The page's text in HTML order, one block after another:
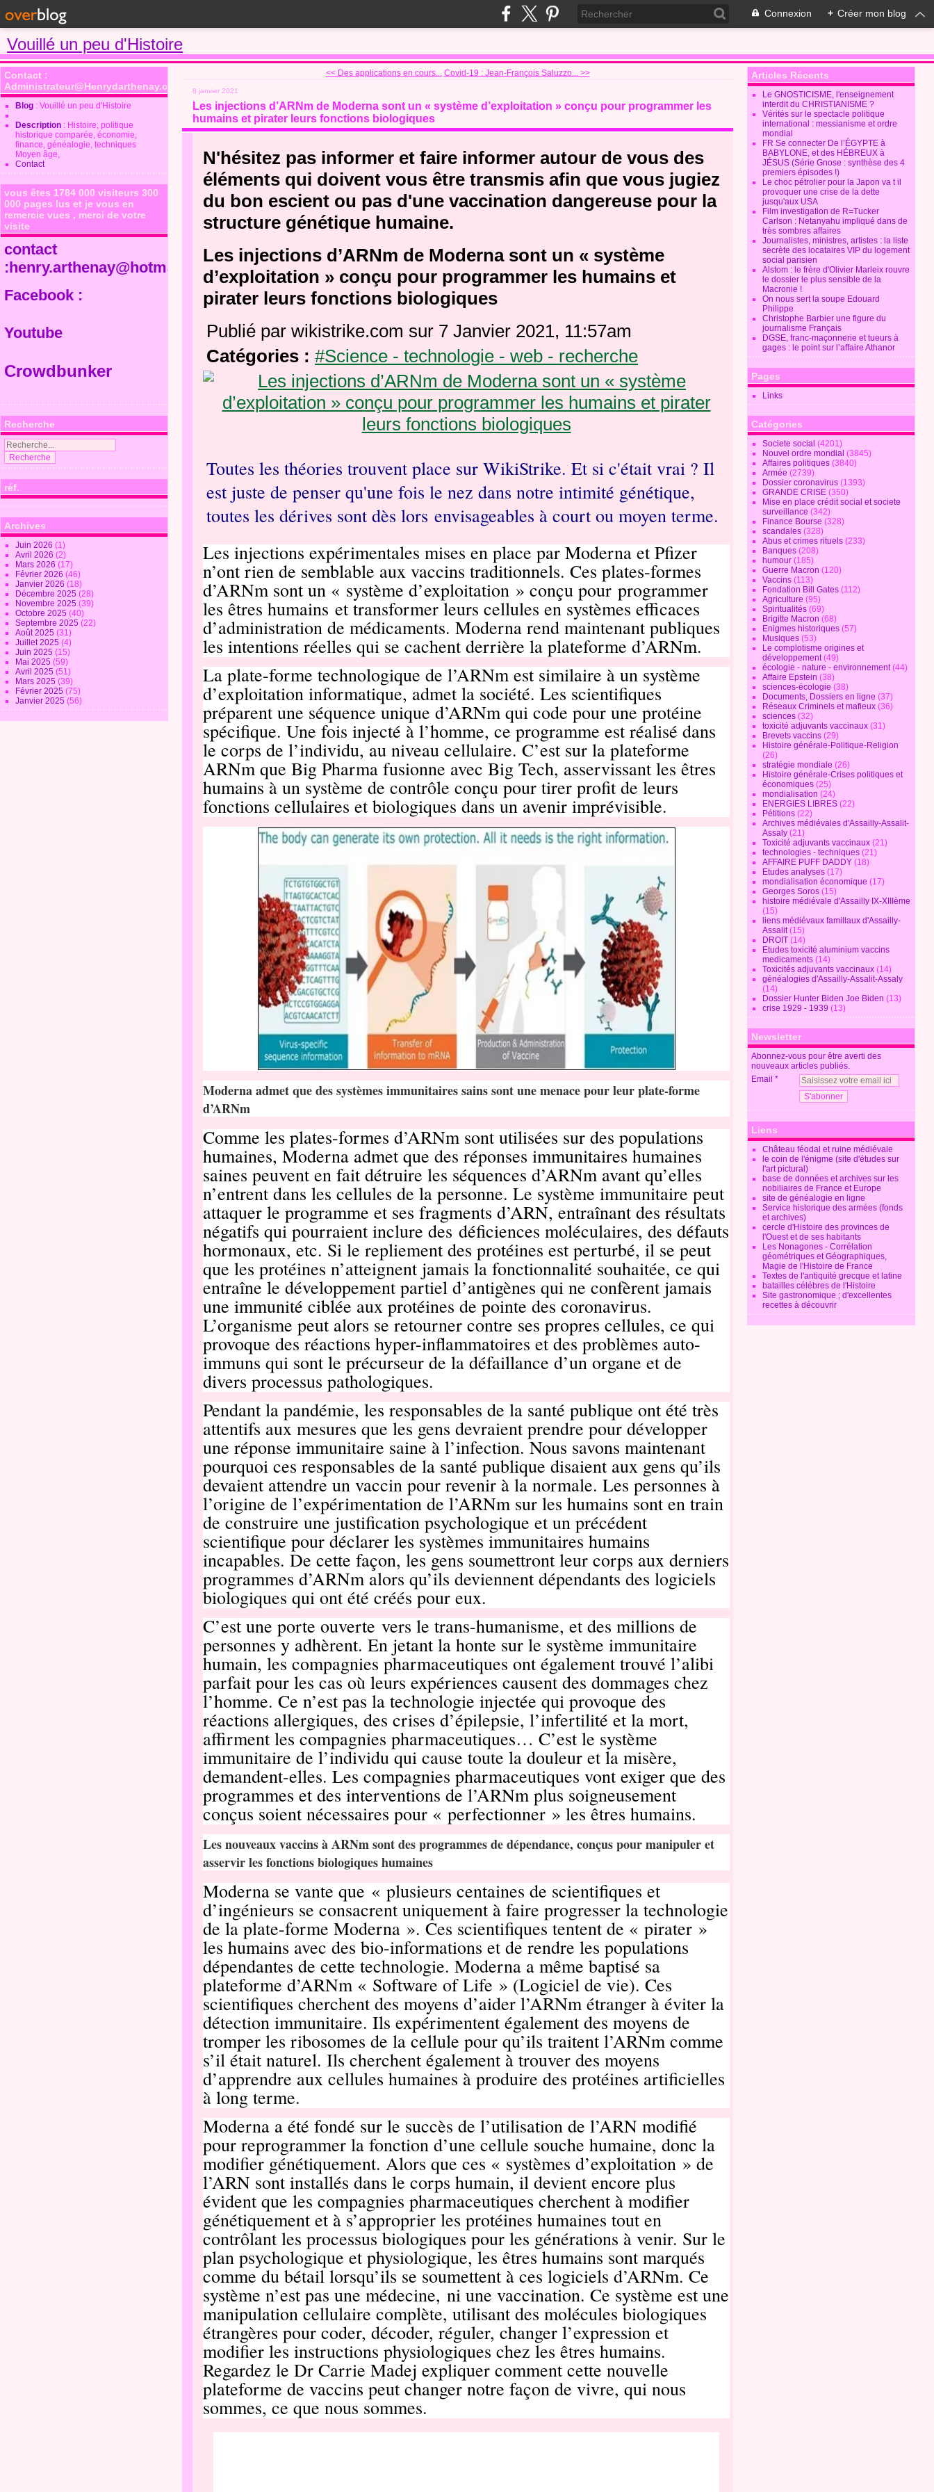
Connexion + Créer mon blog
Vouillé un peu d'Histoire
Contact :
Administrateur@Henrydarthenay.com
Blog : Vouillé un peu d'Histoire
Description : Histoire, politique
historique comparée, économie,
finance, généalogie, techniques
Moyen âge,
Contact
vous êtes 1784 000 visiteurs 300
000 pages lus et je vous en
remercie vues , merci de votre
visite
contact
:henry.arthenay@hotmail.fr
Facebook :
Youtube
Crowdbunker
Recherche
réf.
Archives
Juin 2026(1)
Avril 2026(2)
Mars 2026(17)
Février 2026(46)
Janvier 2026(18)
Décembre 2025(28)
Novembre 2025(39)
Octobre 2025(40)
Septembre 2025(22)
Août 2025(31)
Juillet 2025(4)
Juin 2025(15)
Mai 2025(59)
Avril 2025(51)
Mars 2025(39)
Février 2025(75)
Janvier 2025(56)
<< Des applications en cours... Covid-19 : Jean-François Saluzzo... >>
8 janvier 2021
Les injections d’ARNm de Moderna sont un « système d’exploitation » conçu pour programmer les
humains et pirater leurs fonctions biologiques
N'hésitez pas informer et faire informer autour de vous des
éléments qui doivent vous être transmis afin que vous jugiez
du bon escient ou pas d'une vaccination dangereuse pour la
structure génétique humaine.
Les injections d’ARNm de Moderna sont un « système
d’exploitation » conçu pour programmer les humains et
pirater leurs fonctions biologiques
Publié par wikistrike.com sur 7 Janvier 2021, 11:57am
Catégories : #Science - technologie - web - recherche
Toutes les théories trouvent place sur WikiStrike. Et si c'était vrai ? Il
est juste de penser qu'une fois le nez dans notre intimité génétique,
toutes les dérives sont dès lors envisageables à court ou moyen terme.
Les injections expérimentales mises en place par Moderna et Pfizer
n’ont rien de semblable aux vaccins traditionnels. Ces plates-formes
d’ARNm sont un « système d’exploitation » conçu pourprogrammer
les êtres humains et transformer leurs cellules en systèmes efficaces
d’administration de médicaments. Moderna rend maintenant publiques
les intentions réelles qui se cachent derrière la plateforme d’ARNm.
La plate-forme technologique de l’ARNm est similaire à un système
d’exploitation informatique, admet la société. Les scientifiques
préparent une séquence unique d’ARNm qui code pour une protéine
spécifique. Une fois injecté à l’homme, ce programme est réalisé dans
le corps de l’individu, au niveau cellulaire. C’est sur la plateforme
ARNm que Big Pharma fusionne avec Big Tech, asservissant les êtres
humains à un système de contrôle conçu pour tirer profit de leurs
fonctions cellulaires et biologiques dans un avenir imprévisible.
Moderna admet que des systèmes immunitaires sains sont une menace pour leur plate-forme
d’ARNm
Comme les plates-formes d’ARNm sont utilisées sur des populations
humaines, Moderna admet que des réponses immunitaires humaines
saines peuvent en fait détruire les séquences d’ARNm avant qu’elles
n’entrent dans les cellules de la personne. Le système immunitaire peut
attaquer le programme et ses fragments d’ARN, entraînant des résultats
négatifs qui pourraient inclure desdéficiences moléculaires, des défauts
hormonaux, etc. Si le repliement des protéines est perturbé, il se peut
que les protéines n’atteignent jamais la fonctionnalité souhaitée, ce qui
entraîne le développement partiel d’antigènes qui ne confèrent jamais
une immunité ciblée aux protéines de pointe des coronavirus.
L’organisme peut alors se retourner contre ses propres cellules, ce qui
provoque des réactions hyper-inflammatoires et des problèmes auto-
immuns qui sont le précurseur de la défaillance d’un organe et de
divers processus pathologiques.
Pendant la pandémie, les responsables de la santé publique ont été très
attentifs aux mesures que les gens devraient prendre pour développer
une réponse immunitaire saine à l’infection. Nous savons maintenant
pourquoi ces responsables de la santé publique disaient aux gens qu’ils
devaient attendre un vaccin pour revenir à la normale. Les personnes à
l’origine de l’expérimentation de l’ARNm sur les humains sont en train
de construire une justification psychologique et un précédent
scientifique pour déclarer les systèmes immunitaires humains
incapables. De cette façon, les gens soumettront leur corps aux derniers
programmes d’ARNm alors qu’ils deviennent dépendants des logiciels
biologiques qui ont été créés pour eux.
C’est une porte ouvertevers le trans-humanisme, et des millions de
personnes y adhèrent. En jetant la honte sur le système immunitaire
humain, les compagnies pharmaceutiques ont également trouvé l’alibi
parfait pour les cas où leurs expériences causent des dommages chez
l’homme. Ce n’est pas la technologie injectée qui provoque des
réactions allergiques, des crises d’épilepsie, l’infertilité et la mort,
affirment les compagnies pharmaceutiques… C’est le système
immunitaire de l’individu qui cause toute la douleur et la misère,
demandent-elles. Les compagnies pharmaceutiques vont exiger que des
programmes et des interventions de l’ARNm plus soigneusement
conçus soient nécessaires pour « perfectionner » les êtres humains.
Les nouveaux vaccins à ARNm sont des programmes de dépendance, conçus pour manipuler et
asservir les fonctions biologiques humaines
Moderna se vante que« plusieurs centaines de scientifiques et
d’ingénieurs se consacrent uniquement à faire progresser la technologie
de la plate-forme Moderna ». Ces scientifiques tentent de « pirater »
les humains avec des bio-informations et de rendre les populations
dépendantes de cette technologie. Moderna a même baptisé sa
plateforme d’ARNm « Software of Life » (Logiciel de vie). Ces
scientifiques cherchent des moyens d’aider l’ARNm étranger à éviter la
détection immunitaire. Ils expérimentent également des moyens de
tromper les ribosomes de la cellule pour qu’ils traitent l’ARNm comme
s’il était naturel. Ils cherchent également à trouver des moyens
d’apprendre aux cellules humaines à produire des protéines artificielles
à long terme.
Moderna a été fondé sur le succès de l’utilisation de l’ARN modifié
pour reprogrammer la fonction d’une cellule souche humaine, donc la
modifier génétiquement. Alors que ces « systèmes d’exploitation » de
l’ARN sont installés dans le corps humain, il devient encore plus
évident que les compagnies pharmaceutiques cherchent à modifier
génétiquement et à s’approprier les protéines humaines tout en
contrôlant les processus biologiques pour les générations à venir. Sur le
plan psychologique et physiologique, les êtres humains sont marqués
comme du bétail lorsqu’ils se soumettent à ces logiciels d’ARNm. Ce
système n’est pas une médecine,ni une vaccination. Ce système est une
manipulation cellulaire complète, utilisant des molécules biologiques
étrangères pour coder, décoder, réguler, changer l’expression et
modifier les instructions physiologiques chez les êtres humains.
Regardez le Dr Carrie Madej expliquer comment cette nouvelle
plateforme de vaccins peut changer notre façon de vivre, qui nous
sommes, ce que nous sommes.
Articles Récents
Le GNOSTICISME, l'enseignement
interdit du CHRISTIANISME ?
Vérités sur le spectacle politique
international : messianisme et ordre
mondial
FR Se connecter De l’ÉGYPTE à
BABYLONE, et des HÉBREUX à
JÉSUS (Série Gnose : synthèse des 4
premiers épisodes !)
Le choc pétrolier pour la Japon va t il
provoquer une crise de la dette
jusqu'aux USA
Film investigation de R=Tucker
Carlson : Netanyahu impliqué dans de
très sombres affaires
Journalistes, ministres, artistes : la liste
secrète des locataires VIP du logement
social parisien
Alstom : le frère d'Olivier Marleix rouvre
le dossier le plus sensible de la
Macronie !
On nous sert la soupe Edouard
Philippe
Christophe Barbier une figure du
journalisme Français
DGSE, franc-maçonnerie et tueurs à
gages : le point sur l’affaire Athanor
Pages
Links
Catégories
Societe social (4201)
Nouvel ordre mondial (3845)
Affaires politiques (3840)
Armée (2739)
Dossier coronavirus (1393)
GRANDE CRISE (350)
Mise en place crédit social et societe
surveillance (342)
Finance Bourse (328)
scandales (328)
Abus et crimes rituels (233)
Banques (208)
humour (185)
Guerre Macron (120)
Vaccins (113)
Fondation Bill Gates (112)
Agriculture (95)
Spiritualités (69)
Brigitte Macron (68)
Enigmes historiques (57)
Musiques (53)
Le complotisme origines et
développement(49)
écologie - nature - environnement(44)
Affaire Epstein (38)
sciences-écologie (38)
Documents, Dossiers en ligne (37)
Réseaux Criminels et mafieux (36)
sciences (32)
toxicité adjuvants vaccinaux (31)
Brevets vaccins (29)
Histoire générale-Politique-Religion
(26)
stratégie mondiale (26)
Histoire générale-Crises politiques et
économiques (25)
mondialisation (24)
ENERGIES LIBRES (22)
Pétitions (22)
Archives médiévales d'Assailly-Assalit-
Assaly (21)
Toxicité adjuvants vaccinaux (21)
technologies - techniques (21)
AFFAIRE PUFF DADDY (18)
Etudes analyses (17)
mondialisation économique (17)
Georges Soros (15)
histoire médiévale d'Assailly IX-XIIIème
(15)
liens médiévaux famillaux d'Assailly-
Assalit(15)
DROIT (14)
Etudes toxicité aluminium vaccins
medicaments (14)
Toxicités adjuvants vaccinaux (14)
généalogies d'Assailly-Assalit-Assaly
(14)
Dossier Hunter Biden Joe Biden (13)
crise 1929 - 1939 (13)
Newsletter
Abonnez-vous pour être averti des
nouveaux articles publiés.
Email
Liens
Château féodal et ruine médiévale
le coin de l'énigme (site d'études sur
l'art pictural)
base de données et archives sur les
nobiliaires de France et Europe
site de généalogie en ligne
Service historique des armées (fonds
et archives)
cercle d'Histoire des provinces de
l'Ouest et de ses habitants
Les Nonagones - Corrélation
géométriques et Géographiques,
Magie de l'Histoire de France
Textes de l'antiquité grecque et latine
batailles célébres de l'Histoire
Site gastronomique ; d'excellentes
recettes à découvrir